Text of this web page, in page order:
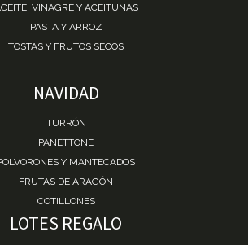
VINAGRE Y ACEITUNAS
PASTA Y ARROZ
TOSTAS Y FRUTOS SECOS
NAVIDAD
TURRÓN
PANETTONE
Y MANTECADOS
FRUTAS DE ARAGÓN
COTILLONES
LOTES REGALO